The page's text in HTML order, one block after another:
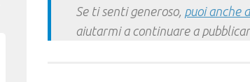
Se ti senti generoso, puoi anche
aiutarmi a continuare a